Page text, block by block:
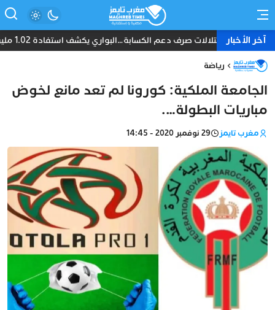
آخر الأخباراختلالات صرف دعم الكسابة…البواري يكشف استفادة 1.02 مليون مربي من 4.72 مليار درهم
رياضة
الجامعة الملكية: كورونا لم تعد مانع لخوض
مباريات البطولة….
مغرب تايمز 29 نوفمبر 2020 - 14:45